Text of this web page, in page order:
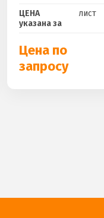
ЦЕНА
указана за
лист
Цена по
запросу